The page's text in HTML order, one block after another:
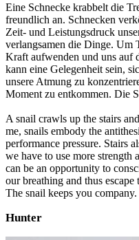
Eine Schnecke krabbelt die
freundlich an. Schnecken
Zeit- und Leistungsdruck
verlangsamen die Dinge. Um
Kraft aufwenden und uns auf
kann eine Gelegenheit sein,
unsere Atmung zu
Moment zu entkommen. Die
A snail crawls up the stairs
me, snails embody the
performance pressure. Stairs
we have to use more strength
can be an opportunity to
our breathing and thus
The snail keeps you company.
Hunter